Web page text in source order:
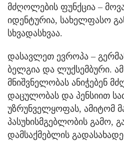
მძღოლების ფუნქცია –
იდენტურია, სახელფასო
სხვადასხვაა.
დასავლეთ ევროპა –
ბელგია და ლუქსემბური. ამ
მნიშვნელობას ანიჭებენ
დაცულობას და პენსიით
უზრუნველყოფას, ამიტომ
პასუხისმგებლობის გამო,
დამსაქმებლის